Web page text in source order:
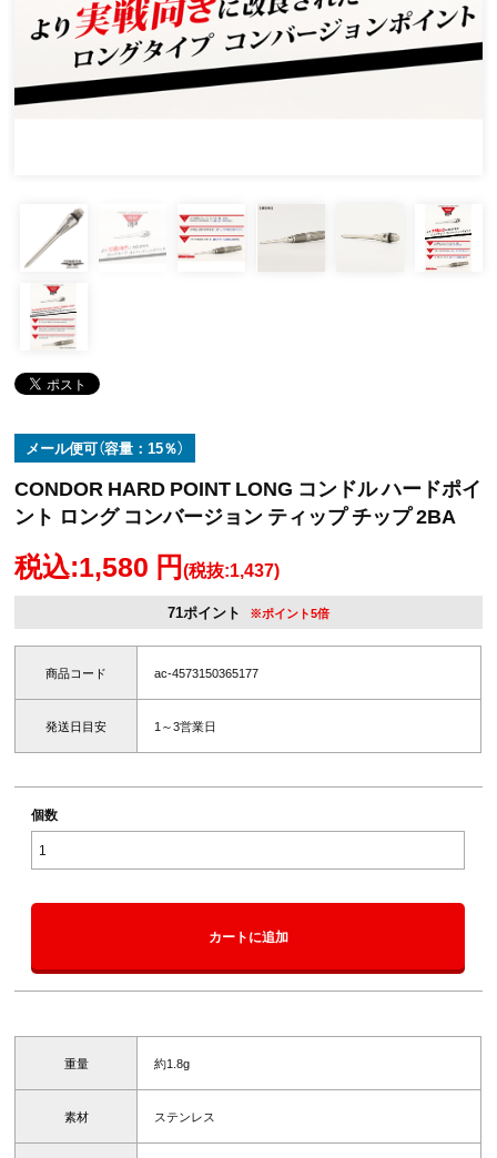
メール便可（容量：15％）
CONDOR HARD POINT LONG コンドル ハードポイ
ント ロング コンバージョン ティップ チップ 2BA
税込:1,580 円(税抜:1,437)
71ポイント ※ポイント5倍
商品コード ac-4573150365177
発送日目安 1～3営業日
個数
カートに追加
重量 約1.8g
素材 ステンレス